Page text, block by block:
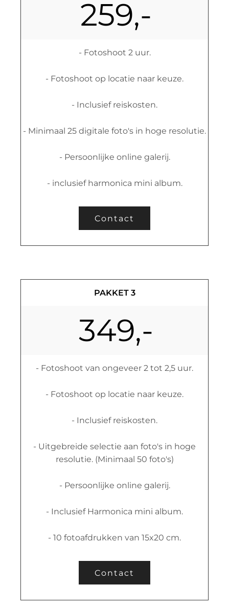
259,-
- Fotoshoot 2 uur.
- Fotoshoot op locatie naar keuze.
- Inclusief reiskosten.
- Minimaal 25 digitale foto's in hoge resolutie.
- Persoonlijke online galerij.
- inclusief harmonica mini album.
Contact
PAKKET 3
349,-
- Fotoshoot van ongeveer 2 tot 2,5 uur.
- Fotoshoot op locatie naar keuze.
- Inclusief reiskosten.
- Uitgebreide selectie aan foto's in hoge
resolutie. (Minimaal 50 foto's)
- Persoonlijke online galerij.
- Inclusief Harmonica mini album.
- 10 fotoafdrukken van 15x20 cm.
Contact